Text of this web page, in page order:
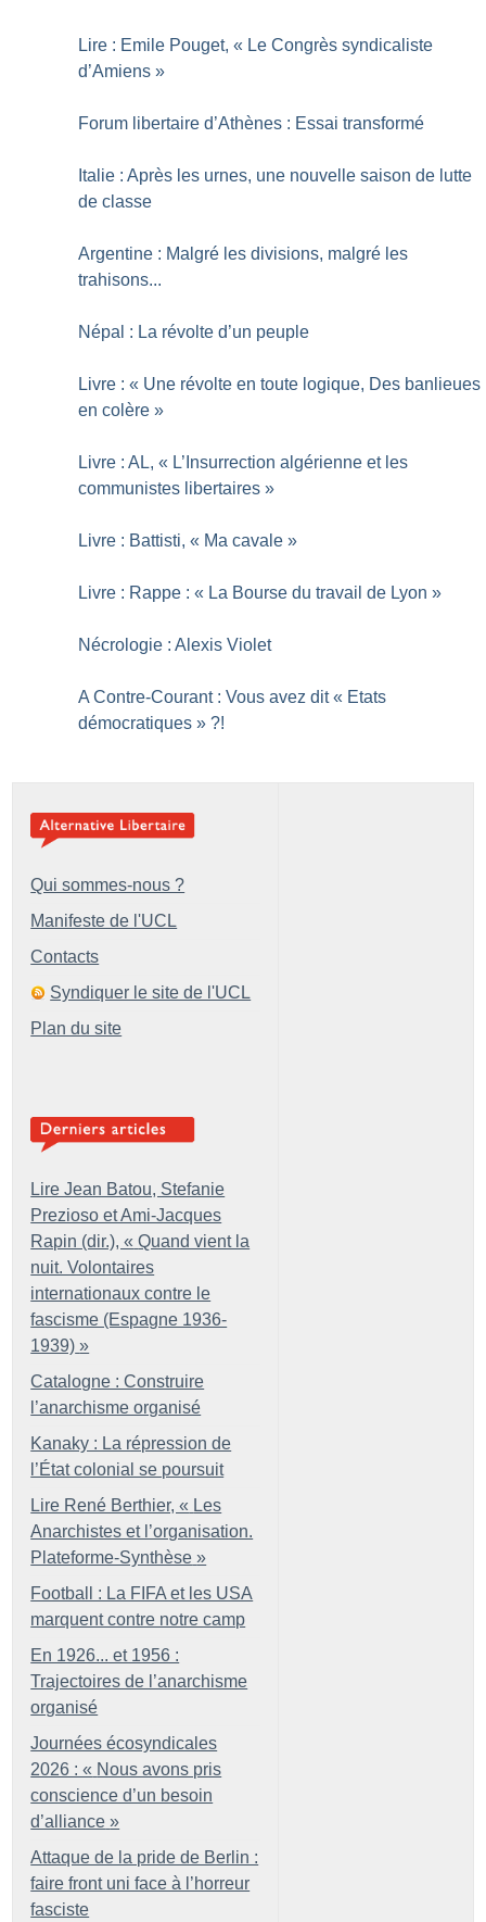
Lire : Emile Pouget, « Le Congrès syndicaliste
d’Amiens »
Forum libertaire d’Athènes : Essai transformé
Italie : Après les urnes, une nouvelle saison de lutte
de classe
Argentine : Malgré les divisions, malgré les
trahisons...
Népal : La révolte d’un peuple
Livre : « Une révolte en toute logique, Des banlieues
en colère »
Livre : AL, « L’Insurrection algérienne et les
communistes libertaires »
Livre : Battisti, « Ma cavale »
Livre : Rappe : « La Bourse du travail de Lyon »
Nécrologie : Alexis Violet
A Contre-Courant : Vous avez dit « Etats
démocratiques » ?!
Qui sommes-nous ?
Manifeste de l'UCL
Contacts
Syndiquer le site de l'UCL
Plan du site
Lire Jean Batou, Stefanie
Prezioso et Ami-Jacques
Rapin (dir.), « Quand vient la
nuit. Volontaires
internationaux contre le
fascisme (Espagne 1936-
1939) »
Catalogne : Construire
l’anarchisme organisé
Kanaky : La répression de
l’État colonial se poursuit
Lire René Berthier, « Les
Anarchistes et l’organisation.
Plateforme-Synthèse »
Football : La FIFA et les USA
marquent contre notre camp
En 1926... et 1956 :
Trajectoires de l’anarchisme
organisé
Journées écosyndicales
2026 : « Nous avons pris
conscience d’un besoin
d’alliance »
Attaque de la pride de Berlin :
faire front uni face à l’horreur
fasciste